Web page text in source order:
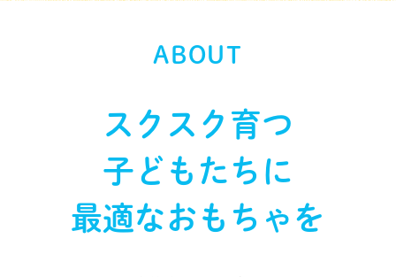
ABOUT
スクスク育つ
子どもたちに
最適なおもちゃを